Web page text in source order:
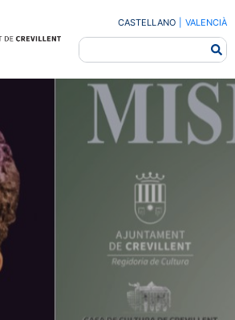
CASTELLANO VALENCIÀ